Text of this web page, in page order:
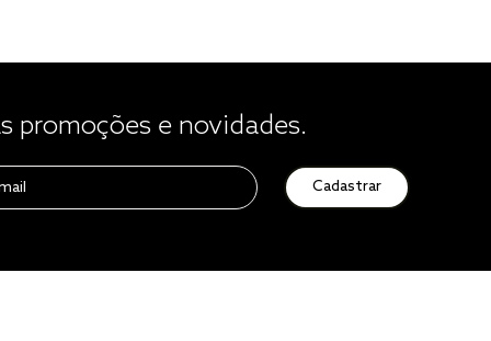
promoções e novidades.
Cadastrar